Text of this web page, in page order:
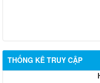
THỐNG KÊ TRUY CẬP